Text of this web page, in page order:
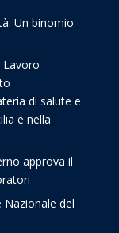
Un binomio
Lavoro
di salute e
e nella
approva il
Nazionale del